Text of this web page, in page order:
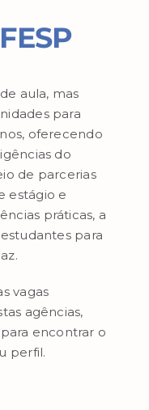
aula, mas
para
oferecendo
do
de parcerias
estágio e
práticas, a
para
vagas
agências,
encontrar o
perfil.